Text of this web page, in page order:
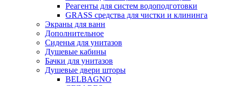
Реагенты для систем водоподготовки
GRASS средства для чистки и клининга
Экраны для ванн
Дополнительное
Сиденья для унитазов
Душевые кабины
Бачки для унитазов
Душевые двери шторы
BELBAGNO